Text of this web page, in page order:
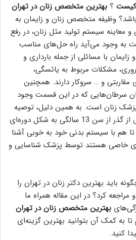
کیست ؟ بهترین متخصص زنان در تهران
وظیفه متخصص زنان و زایمان به
سیستم تولید مثل زنان، در رفع
به وجود می‌آید راه حل‌های مناسب
با مسائلی از جمله بارداری و
مشکلات مربوط به یائسگی،
مقاربتی و … سروکار دارند. همچنین
سرطان‌هایی که در این قسمت وجود
پزشک زنان است. به همین دلیل، توصیه
بر این است که دختران پس از گذر از سن 13 سالگی به شکل دوره‌ای
هم با سیستم بدنی خود به خوبی آشنا
خاصی هستند توسط پزشک شناسایی و
باید بهترین دکتر زنان در تهران را
مراجعه کرد؟ در این مقاله همراه ما
بهترین متخصص زنان در تهران
به کمک آن بتوانید بهترین گزینه‌ای
کنید.